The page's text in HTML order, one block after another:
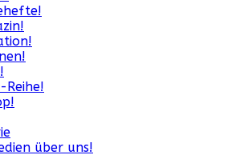
Reihe!
über uns!